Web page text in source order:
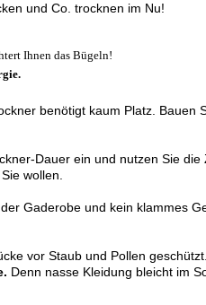
und Co. trocknen im Nu!
Ihnen das Bügeln!
benötigt kaum Platz. Bauen
Dauer ein und nutzen Sie die
wollen.
Gaderobe und kein klammes
vor Staub und Pollen
Denn nasse Kleidung bleicht im